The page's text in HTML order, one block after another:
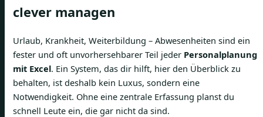
clever managen
Urlaub, Krankheit, Weiterbildung – Abwesenheiten sind ein
fester und oft unvorhersehbarer Teil jeder Personalplanung
mit Excel. Ein System, das dir hilft, hier den Überblick zu
behalten, ist deshalb kein Luxus, sondern eine
Notwendigkeit. Ohne eine zentrale Erfassung planst du
schnell Leute ein, die gar nicht da sind.